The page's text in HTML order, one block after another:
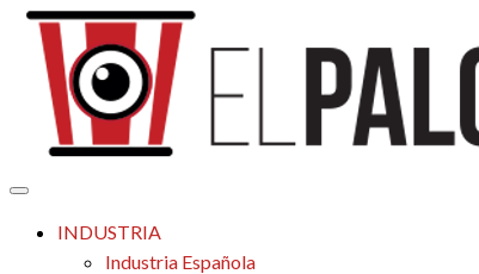
Saltar
contenido
El Palomitrón
Tu espacio de la industria de cine española y
INDUSTRIA
Industria Española